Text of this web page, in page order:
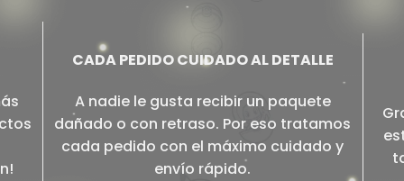
CADA PEDIDO CUIDADO AL DETALLE
A nadie le gusta recibir un paquete
dañado o con retraso. Por eso tratamos
cada pedido con el máximo cuidado y
envío rápido.